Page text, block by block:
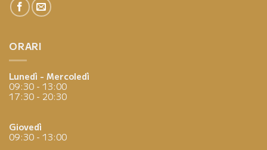
ORARI
Lunedì - Mercoledì
09:30 - 13:00
17:30 - 20:30
Giovedì
09:30 - 13:00